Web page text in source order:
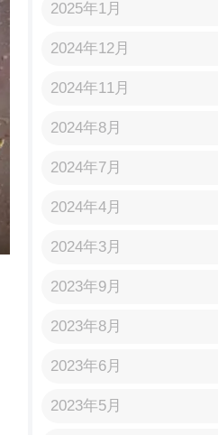
2025年1月
2024年12月
2024年11月
2024年8月
2024年7月
2024年4月
2024年3月
2023年9月
2023年8月
2023年6月
2023年5月